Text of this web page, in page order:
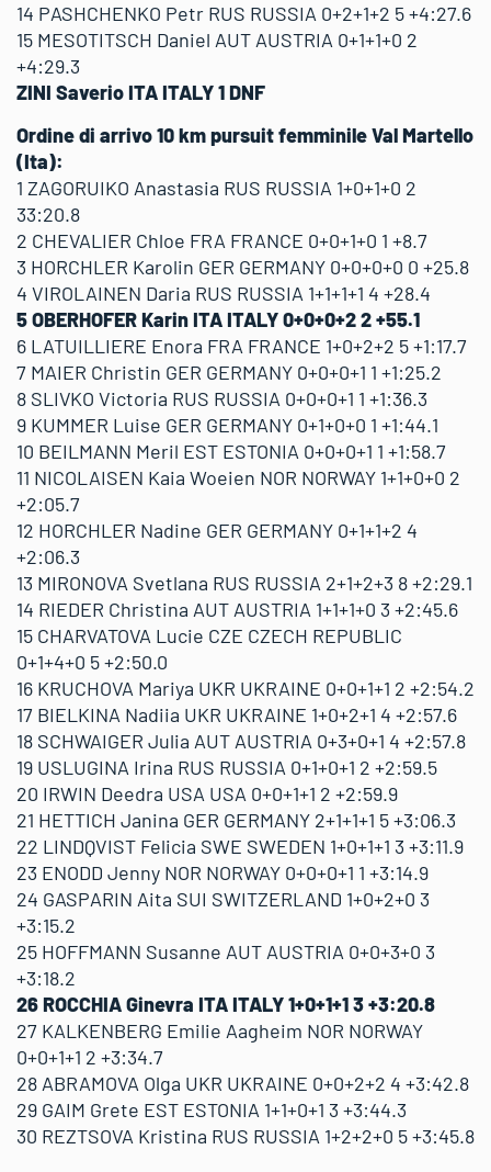
14 PASHCHENKO Petr RUS RUSSIA 0+2+1+2 5 +4:27.6
15 MESOTITSCH Daniel AUT AUSTRIA 0+1+1+0 2
+4:29.3
ZINI Saverio ITA ITALY 1 DNF
Ordine di arrivo 10 km pursuit femminile Val Martello
(Ita):
1 ZAGORUIKO Anastasia RUS RUSSIA 1+0+1+0 2
33:20.8
2 CHEVALIER Chloe FRA FRANCE 0+0+1+0 1 +8.7
3 HORCHLER Karolin GER GERMANY 0+0+0+0 0 +25.8
4 VIROLAINEN Daria RUS RUSSIA 1+1+1+1 4 +28.4
5 OBERHOFER Karin ITA ITALY 0+0+0+2 2 +55.1
6 LATUILLIERE Enora FRA FRANCE 1+0+2+2 5 +1:17.7
7 MAIER Christin GER GERMANY 0+0+0+1 1 +1:25.2
8 SLIVKO Victoria RUS RUSSIA 0+0+0+1 1 +1:36.3
9 KUMMER Luise GER GERMANY 0+1+0+0 1 +1:44.1
10 BEILMANN Meril EST ESTONIA 0+0+0+1 1 +1:58.7
11 NICOLAISEN Kaia Woeien NOR NORWAY 1+1+0+0 2
+2:05.7
12 HORCHLER Nadine GER GERMANY 0+1+1+2 4
+2:06.3
13 MIRONOVA Svetlana RUS RUSSIA 2+1+2+3 8 +2:29.1
14 RIEDER Christina AUT AUSTRIA 1+1+1+0 3 +2:45.6
15 CHARVATOVA Lucie CZE CZECH REPUBLIC
0+1+4+0 5 +2:50.0
16 KRUCHOVA Mariya UKR UKRAINE 0+0+1+1 2 +2:54.2
17 BIELKINA Nadiia UKR UKRAINE 1+0+2+1 4 +2:57.6
18 SCHWAIGER Julia AUT AUSTRIA 0+3+0+1 4 +2:57.8
19 USLUGINA Irina RUS RUSSIA 0+1+0+1 2 +2:59.5
20 IRWIN Deedra USA USA 0+0+1+1 2 +2:59.9
21 HETTICH Janina GER GERMANY 2+1+1+1 5 +3:06.3
22 LINDQVIST Felicia SWE SWEDEN 1+0+1+1 3 +3:11.9
23 ENODD Jenny NOR NORWAY 0+0+0+1 1 +3:14.9
24 GASPARIN Aita SUI SWITZERLAND 1+0+2+0 3
+3:15.2
25 HOFFMANN Susanne AUT AUSTRIA 0+0+3+0 3
+3:18.2
26 ROCCHIA Ginevra ITA ITALY 1+0+1+1 3 +3:20.8
27 KALKENBERG Emilie Aagheim NOR NORWAY
0+0+1+1 2 +3:34.7
28 ABRAMOVA Olga UKR UKRAINE 0+0+2+2 4 +3:42.8
29 GAIM Grete EST ESTONIA 1+1+0+1 3 +3:44.3
30 REZTSOVA Kristina RUS RUSSIA 1+2+2+0 5 +3:45.8